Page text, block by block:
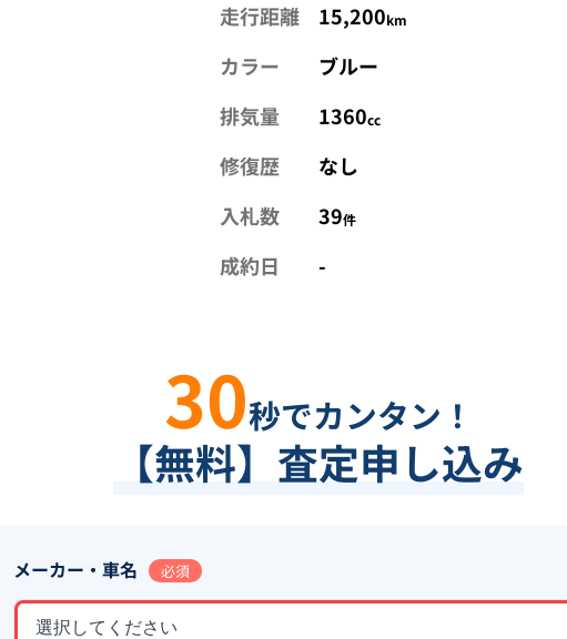
走行距離
15,200km
カラー
ブルー
排気量
1360cc
修復歴
なし
入札数
39件
成約日 -
30秒でカンタン！
【無料】査定申し込み
メーカー・車名 必須
選択してください